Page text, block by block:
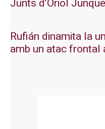
Junts d’Oriol
Rufián dinamita la
amb un atac frontal